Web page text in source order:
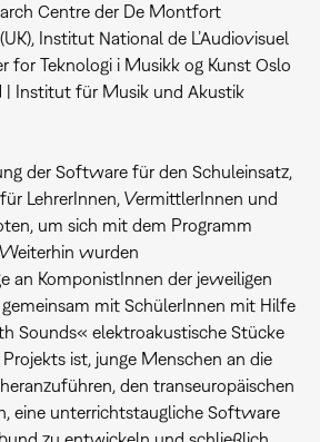
Centre der De Montfort
Institut National de L’Audiovisuel
for Teknologi i Musikk og Kunst Oslo
| Institut für Musik und Akustik
der Software für den Schuleinsatz,
LehrerInnen, VermittlerInnen und
um sich mit dem Programm
wurden
an KomponistInnen der jeweiligen
gemeinsam mit SchülerInnen mit Hilfe
Sounds« elektroakustische Stücke
ist, junge Menschen an die
den transeuropäischen
eine unterrichtstaugliche Software